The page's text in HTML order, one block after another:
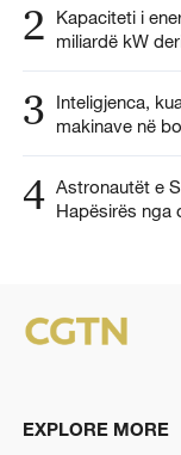
2
Kapaciteti i
miliardë kW
3
Inteligjenca,
makinave në
4 Astronautët e
Hapësirës nga
EXPLORE MORE